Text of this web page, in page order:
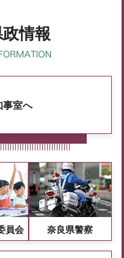
情報
事室へ
員会 奈良県警察